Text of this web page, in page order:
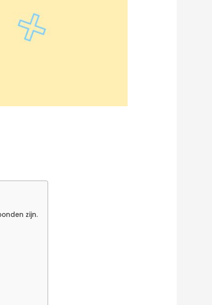
zijn.